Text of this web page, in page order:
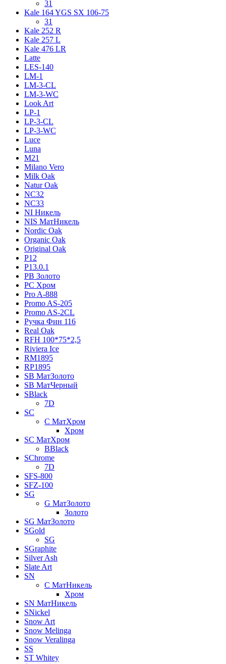
31
Kale 164 YGS SX 106-75
31
Kale 252 R
Kale 257 L
Kale 476 LR
Latte
LES-140
LM-1
LM-3-CL
LM-3-WC
Look Art
LP-1
LP-3-CL
LP-3-WC
Luce
Luna
M21
Milano Vero
Milk Oak
Natur Oak
NC32
NC33
NI Никель
NIS МатНикель
Nordic Oak
Organic Oak
Original Oak
P12
P13.0.1
PB Золото
PC Хром
Pro A-888
Promo AS-205
Promo AS-2CL
Pучка Фин 116
Real Oak
RFH 100*75*2,5
Riviera Ice
RM1895
RP1895
SB МатЗолото
SB МатЧерный
SBlack
7D
SC
C МатХром
Хром
SC МатХром
BBlack
SChrome
7D
SFS-800
SFZ-100
SG
G МатЗолото
Золото
SG МатЗолото
SGold
SG
SGraphite
Silver Ash
Slate Art
SN
C МатНикель
Хром
SN МатНикель
SNickel
Snow Art
Snow Melinga
Snow Veralinga
SS
ST Whitey